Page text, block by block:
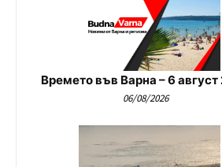
Времето във Варна – 6 август
06/08/2026